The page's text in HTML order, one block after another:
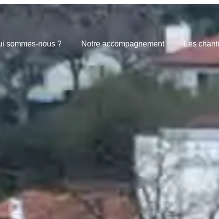
sommes-nous ? Notre accompagnement Les